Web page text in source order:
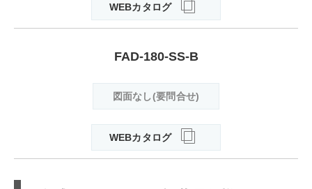
WEBカタログ
FAD-180-SS-B
図面なし(要問合せ)
WEBカタログ